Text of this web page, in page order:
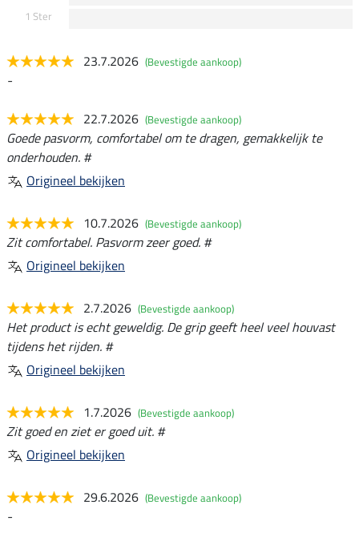
1 Ster
23.7.2026 (Bevestigde aankoop)
-
22.7.2026 (Bevestigde aankoop)
Goede pasvorm, comfortabel om te dragen, gemakkelijk te
onderhouden. #
Origineel bekijken
10.7.2026 (Bevestigde aankoop)
Zit comfortabel. Pasvorm zeer goed. #
Origineel bekijken
2.7.2026 (Bevestigde aankoop)
Het product is echt geweldig. De grip geeft heel veel houvast
tijdens het rijden. #
Origineel bekijken
1.7.2026 (Bevestigde aankoop)
Zit goed en ziet er goed uit. #
Origineel bekijken
29.6.2026 (Bevestigde aankoop)
-